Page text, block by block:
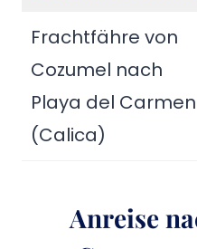
Frachtfähre von
Cozumel nach
Playa del Carmen
(Calica)
Anreise